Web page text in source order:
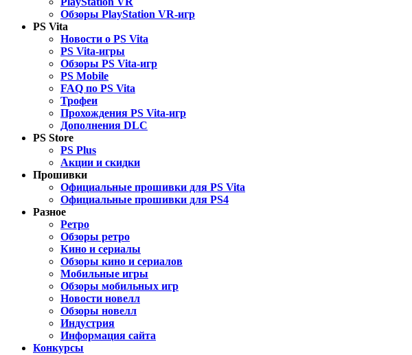
Обзоры PlayStation VR-игр
PS Vita
Новости о PS Vita
PS Vita-игры
Обзоры PS Vita-игр
PS Mobile
FAQ по PS Vita
Трофеи
Прохождения PS Vita-игр
Дополнения DLC
PS Store
PS Plus
Акции и скидки
Прошивки
Официальные прошивки для PS Vita
Официальные прошивки для PS4
Разное
Ретро
Обзоры ретро
Кино и сериалы
Обзоры кино и сериалов
Мобильные игры
Обзоры мобильных игр
Новости новелл
Обзоры новелл
Индустрия
Информация сайта
Конкурсы